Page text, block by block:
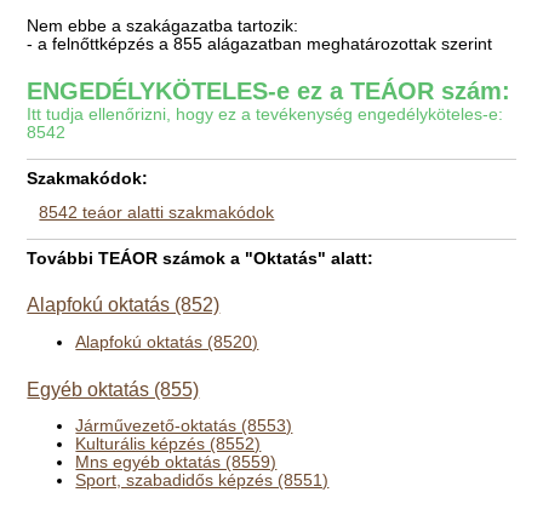
Nem ebbe a szakágazatba tartozik:
- a felnőttképzés a 855 alágazatban meghatározottak szerint
ENGEDÉLYKÖTELES-e ez a TEÁOR szám:
Itt tudja ellenőrizni, hogy ez a tevékenység engedélyköteles-e:
8542
Szakmakódok:
8542 teáor alatti szakmakódok
További TEÁOR számok a "Oktatás" alatt:
Alapfokú oktatás (852)
Alapfokú oktatás (8520)
Egyéb oktatás (855)
Járművezető-oktatás (8553)
Kulturális képzés (8552)
Mns egyéb oktatás (8559)
Sport, szabadidős képzés (8551)